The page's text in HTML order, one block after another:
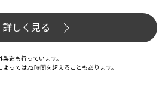
詳しく見る
造も行っています。
っては72時間を超えることもあります。